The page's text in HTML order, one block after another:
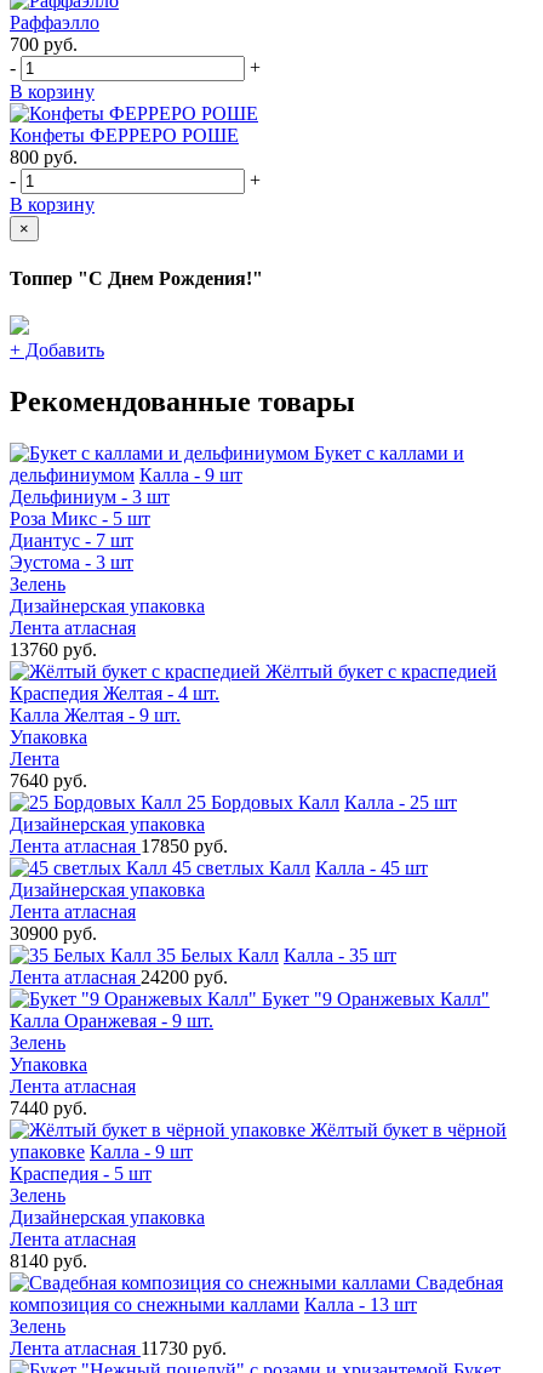
Раффаэлло
700 руб.
-
+
В корзину
Конфеты ФЕРРЕРО РОШЕ
800 руб.
-
+
В корзину
×
Топпер "С Днем Рождения!"
+ Добавить
Рекомендованные товары
Букет с каллами и
дельфиниумом Калла - 9 шт
Дельфиниум - 3 шт
Роза Микс - 5 шт
Диантус - 7 шт
Эустома - 3 шт
Зелень
Дизайнерская упаковка
Лента атласная
13760 руб.
Жёлтый букет с краспедией
Краспедия Желтая - 4 шт.
Калла Желтая - 9 шт.
Упаковка
Лента
7640 руб.
25 Бордовых Калл Калла - 25 шт
Дизайнерская упаковка
Лента атласная 17850 руб.
45 светлых Калл Калла - 45 шт
Дизайнерская упаковка
Лента атласная
30900 руб.
35 Белых Калл Калла - 35 шт
Лента атласная 24200 руб.
Букет "9 Оранжевых Калл"
Калла Оранжевая - 9 шт.
Зелень
Упаковка
Лента атласная
7440 руб.
Жёлтый букет в чёрной
упаковке Калла - 9 шт
Краспедия - 5 шт
Зелень
Дизайнерская упаковка
Лента атласная
8140 руб.
Свадебная
композиция со снежными каллами Калла - 13 шт
Зелень
Лента атласная 11730 руб.